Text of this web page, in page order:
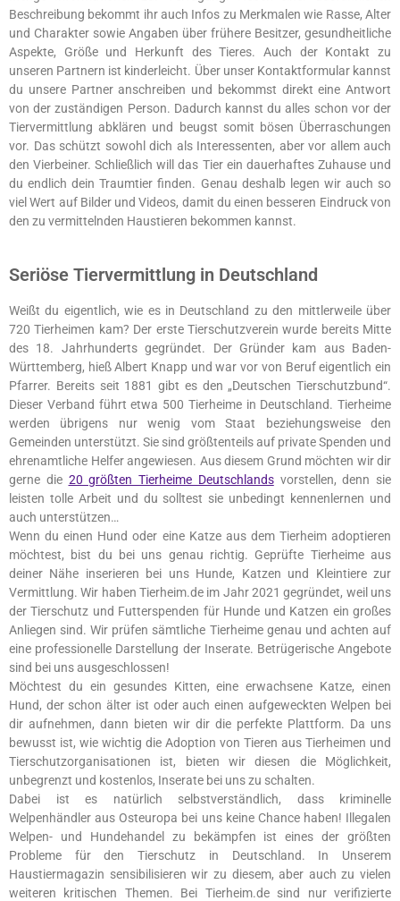
Beschreibung bekommt ihr auch Infos zu Merkmalen wie Rasse, Alter
und Charakter sowie Angaben über frühere Besitzer, gesundheitliche
Aspekte, Größe und Herkunft des Tieres. Auch der Kontakt zu
unseren Partnern ist kinderleicht. Über unser Kontaktformular kannst
du unsere Partner anschreiben und bekommst direkt eine Antwort
von der zuständigen Person. Dadurch kannst du alles schon vor der
Tiervermittlung abklären und beugst somit bösen Überraschungen
vor. Das schützt sowohl dich als Interessenten, aber vor allem auch
den Vierbeiner. Schließlich will das Tier ein dauerhaftes Zuhause und
du endlich dein Traumtier finden. Genau deshalb legen wir auch so
viel Wert auf Bilder und Videos, damit du einen besseren Eindruck von
den zu vermittelnden Haustieren bekommen kannst.
Seriöse Tiervermittlung in Deutschland
Weißt du eigentlich, wie es in Deutschland zu den mittlerweile über
720 Tierheimen kam? Der erste Tierschutzverein wurde bereits Mitte
des 18. Jahrhunderts gegründet. Der Gründer kam aus Baden-
Württemberg, hieß Albert Knapp und war vor von Beruf eigentlich ein
Pfarrer. Bereits seit 1881 gibt es den „Deutschen Tierschutzbund“.
Dieser Verband führt etwa 500 Tierheime in Deutschland. Tierheime
werden übrigens nur wenig vom Staat beziehungsweise den
Gemeinden unterstützt. Sie sind größtenteils auf private Spenden und
ehrenamtliche Helfer angewiesen. Aus diesem Grund möchten wir dir
gerne die 20 größten Tierheime Deutschlandsvorstellen, denn sie
leisten tolle Arbeit und du solltest sie unbedingt kennenlernen und
auch unterstützen…
Wenn du einen Hund oder eine Katze aus dem Tierheim adoptieren
möchtest, bist du bei uns genau richtig. Geprüfte Tierheime aus
deiner Nähe inserieren bei uns Hunde, Katzen und Kleintiere zur
Vermittlung. Wir haben Tierheim.de im Jahr 2021 gegründet, weil uns
der Tierschutz und Futterspenden für Hunde und Katzen ein großes
Anliegen sind. Wir prüfen sämtliche Tierheime genau und achten auf
eine professionelle Darstellung der Inserate. Betrügerische Angebote
sind bei uns ausgeschlossen!
Möchtest du ein gesundes Kitten, eine erwachsene Katze, einen
Hund, der schon älter ist oder auch einen aufgeweckten Welpen bei
dir aufnehmen, dann bieten wir dir die perfekte Plattform. Da uns
bewusst ist, wie wichtig die Adoption von Tieren aus Tierheimen und
Tierschutzorganisationen ist, bieten wir diesen die Möglichkeit,
unbegrenzt und kostenlos, Inserate bei uns zu schalten.
Dabei ist es natürlich selbstverständlich, dass kriminelle
Welpenhändler aus Osteuropa bei uns keine Chance haben! Illegalen
Welpen- und Hundehandel zu bekämpfen ist eines der größten
Probleme für den Tierschutz in Deutschland. In Unserem
Haustiermagazin sensibilisieren wir zu diesem, aber auch zu vielen
weiteren kritischen Themen. Bei Tierheim.de sind nur verifizierte